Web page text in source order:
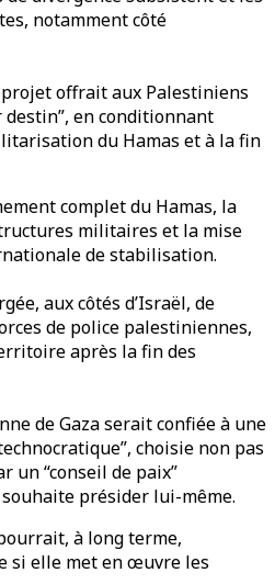
notamment côté
offrait aux Palestiniens
en conditionnant
du Hamas et à la fin
complet du Hamas, la
militaires et la mise
de stabilisation.
aux côtés d’Israël, de
de police palestiniennes,
après la fin des
de Gaza serait confiée à une
choisie non pas
un “conseil de paix”
présider lui-même.
à long terme,
si elle met en œuvre les